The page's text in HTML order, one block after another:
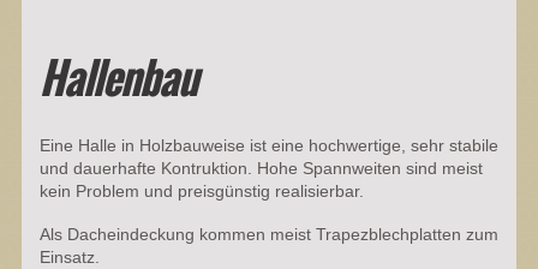
Hallenbau
Eine Halle in Holzbauweise ist eine hochwertige, sehr stabile
und dauerhafte Kontruktion. Hohe Spannweiten sind meist
kein Problem und preisgünstig realisierbar.
Als Dacheindeckung kommen meist Trapezblechplatten zum
Einsatz.